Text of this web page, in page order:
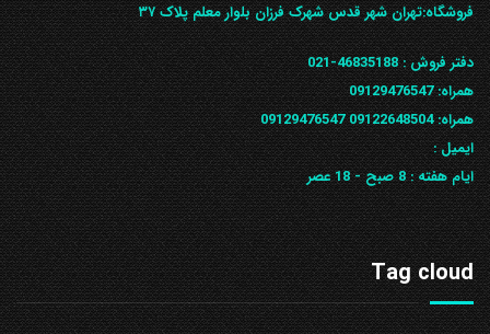
ف‍روشگاه:تهران شهر قدس شهرک فرزان بلوار معلم پلاک ۳۷
دفتر فروش :46835188-021
همراه:09129476547
همراه: 09122648504
09129476547
ایمیل :
ایام هفته :8 صبح - 18 عصر
Tag cloud